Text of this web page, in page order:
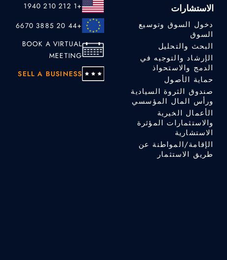
الاستشارات
دخول السوق وتوسيع
السوق
البحث والتحليل
الإرشاد والتوجيه في
الدمج والاستحواذ
حماية الأصول
صندوق الثروة السيادية
ورأس المال المؤسسي
الأعمال الخيرية
والاستثمارات المؤثرة
الاستشارية
الإقامة/المواطنة عن
طريق الاستثمار
+1 212 210 1940
+44 20 3885 6670
BOOK A VIRTUAL
MEETING
SELL A BUSINESS